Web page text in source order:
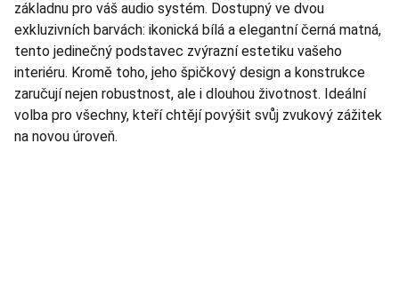
základnu pro váš audio systém. Dostupný ve dvou
exkluzivních barvách: ikonická bílá a elegantní černá matná,
tento jedinečný podstavec zvýrazní estetiku vašeho
interiéru. Kromě toho, jeho špičkový design a konstrukce
zaručují nejen robustnost, ale i dlouhou životnost. Ideální
volba pro všechny, kteří chtějí povýšit svůj zvukový zážitek
na novou úroveň.